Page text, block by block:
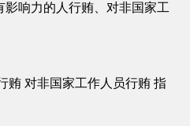
影响力的人行贿、对非国家工
贿 对非国家工作人员行贿 指